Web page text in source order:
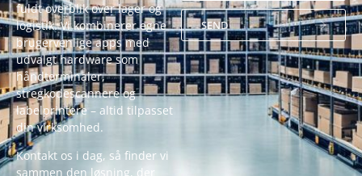
fuldt overblik over lager og
logistik. Vi kombinerer egne
brugervenlige apps med
udvalgt hardware som
håndterminaler,
stregkodescannere og
labelprintere – altid tilpasset
din virksomhed.
Kontakt os i dag, så finder vi
sammen den løsning, der
SEND
Alternative: